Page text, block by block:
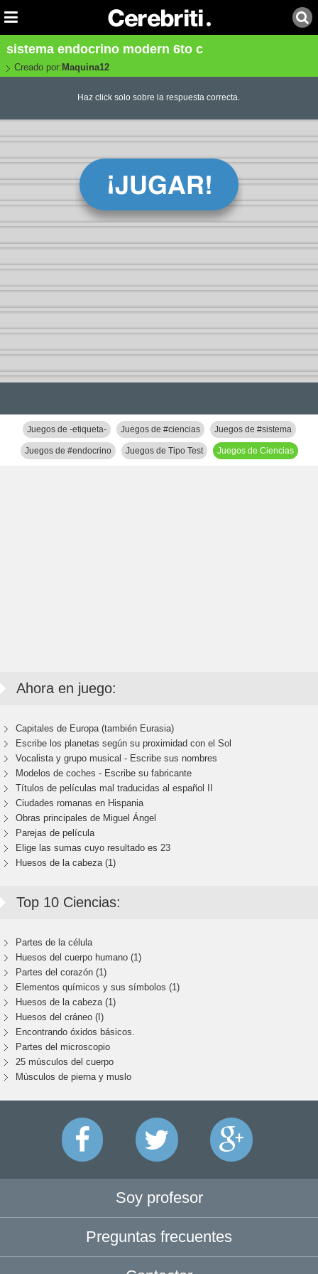
sistema endocrino modern 6to c
Creado por: Maquina12
Haz click solo sobre la respuesta correcta.
Juegos de -etiqueta- Juegos de #ciencias Juegos de #sistema
Juegos de #endocrino Juegos de Tipo Test Juegos de Ciencias
Ahora en juego:
Capitales de Europa (también Eurasia)
Escribe los planetas según su proximidad con el Sol
Vocalista y grupo musical - Escribe sus nombres
Modelos de coches - Escribe su fabricante
Títulos de películas mal traducidas al español II
Ciudades romanas en Hispania
Obras principales de Miguel Ángel
Parejas de película
Elige las sumas cuyo resultado es 23
Huesos de la cabeza (1)
Top 10 Ciencias:
Partes de la célula
Huesos del cuerpo humano (1)
Partes del corazón (1)
Elementos químicos y sus símbolos (1)
Huesos de la cabeza (1)
Huesos del cráneo (I)
Encontrando óxidos básicos.
Partes del microscopio
25 músculos del cuerpo
Músculos de pierna y muslo
Soy profesor
Preguntas frecuentes